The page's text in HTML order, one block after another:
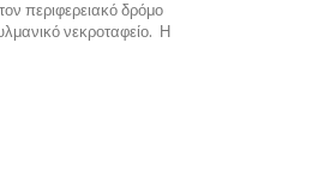
περιφερειακό δρόμο
νεκροταφείο. Η